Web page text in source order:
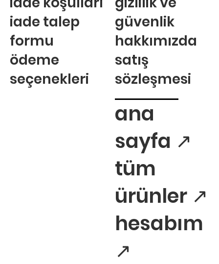
iade talep
formu
ödeme
seçenekleri
güvenlik
hakkımızda
satış
sözleşmesi
ana
sayfa ↗
tüm
ürünler ↗
hesabım
↗